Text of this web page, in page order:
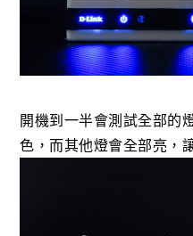
開機到一半會測試全部的
色，而其他燈會全部亮，